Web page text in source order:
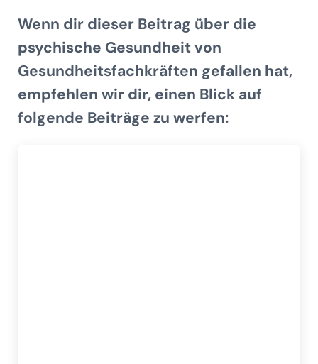
Wenn dir dieser Beitrag über die
psychische Gesundheit von
Gesundheitsfachkräften gefallen hat,
empfehlen wir dir, einen Blick auf
folgende Beiträge zu werfen: